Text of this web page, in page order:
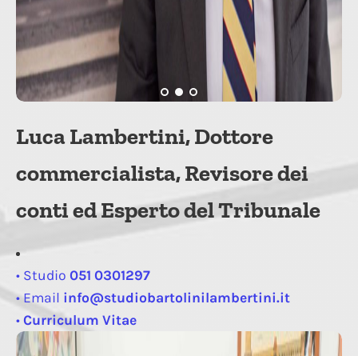
Luca Lambertini, Dottore
commercialista, Revisore dei
conti ed Esperto del Tribunale
• Studio 051 0301297
• Email info@studiobartolinilambertini.it
• Curriculum Vitae